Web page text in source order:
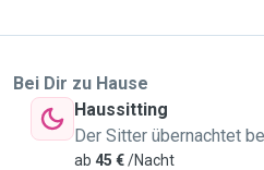
Bei Dir zu Hause
Haussitting
Der Sitter übernachtet
ab 45 €/Nacht